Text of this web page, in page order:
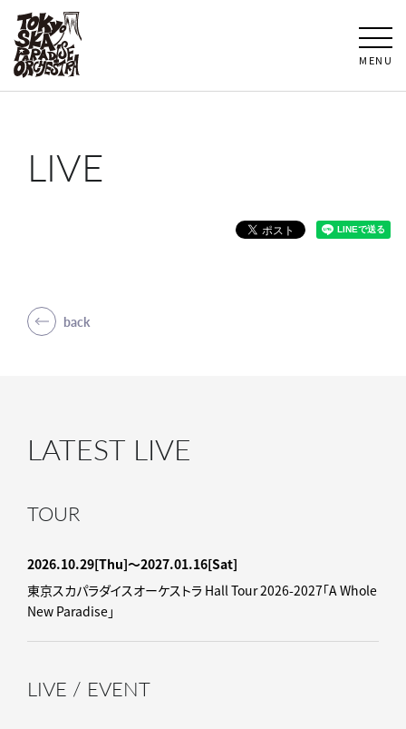
MENU
LIVE
back
LATEST LIVE
TOUR
2026.10.29[Thu]〜2027.01.16[Sat]
東京スカパラダイスオーケストラ Hall Tour 2026-2027「A Whole
New Paradise」
LIVE / EVENT